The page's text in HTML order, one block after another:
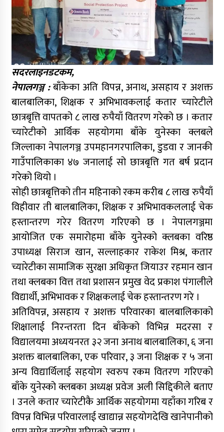
सदरलाइनडटकम,
नेपालगञ्ज :बाँकेका अति विपन्न, अनाथ, असहाय र अशक्त
बालबालिका, शिक्षक र अभिभावकलाई कतार च्यारेटीले
छात्रबृत्ति वापतको ८ लाख रुपैयाँ वितरण गरेको छ । कतार
च्यारेटीको आर्थिक सहयोगमा बाँके युनेस्का क्लबले
जिल्लाका नेपालगञ्ज उपमहानगरपालिका, डुडवा र जानकी
गाउँपालिकाका ४७ जनालाई सो छात्रबृत्ति गत बर्ष प्रदान
गरेको थियो ।
सोही छात्रबृत्तिको तीन महिनाको रकम करीब ८ लाख रुपैयाँ
विहीवार ती बालबालिका, शिक्षक र अभिभावकललाई चेक
हस्तान्तरण गरेर वितरण गरिएको छ । नेपालगञ्जमा
आयोजित एक समारोहमा बाँके युनेस्को क्लबका वरिष्ठ
उपाध्यक्ष सिराज खान, सल्लाहकार राकेश मिश्र, कतार
च्यारेटीका सामाजिक सुरक्षा अधिकृत जियाउर रहमान खान
तथा क्लबका वित्त तथा प्रशासन प्रमुख वेद प्रकाश पंगालीले
विद्यार्थी, अभिभावक र शिक्षकलाई चेक हस्तान्तरण गरे ।
अतिविपन्न, असहाय र अशक्त परिवारका बालबालिकाको
शिक्षालाई निरन्तरता दिन बाँकेको विभिन्न मदरसा र
विद्यालयमा अध्ययनरत ३२ जना अनाथ बालबालिका, ६ जना
अशक्त बालबालिका, एक परिवार, ३ जना शिक्षक र ५ जना
अन्य विद्यार्थिलाई सहयोग स्वरुप रकम वितरण गरिएको
बाँके युनेस्को क्लबका अध्यक्ष प्रवेज अली सिद्दिकीले बताए
। उनले कतार च्यारेटीकै आर्थिक सहयोगमा यहाँका गरिब र
विपन्न विभिन्न परिवारलाई खाद्यान्न सहयोगदेखि खानेपानीको